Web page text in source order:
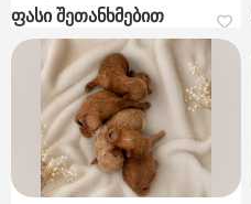
ფასი შეთანხმებით